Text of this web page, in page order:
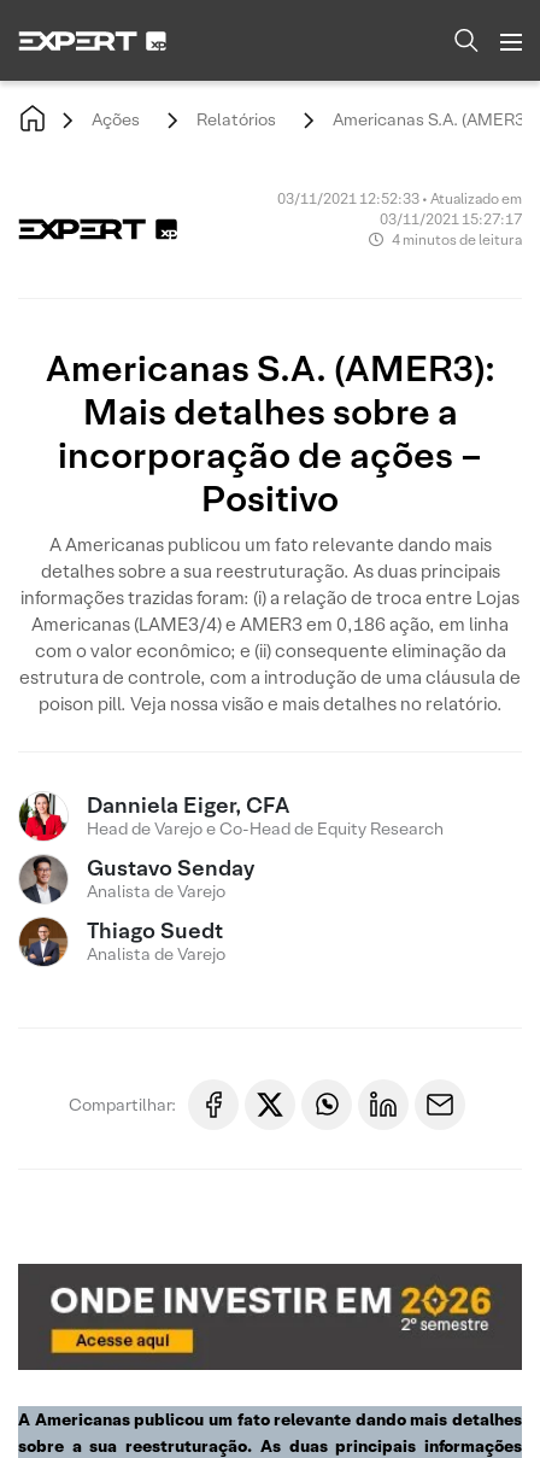
Ações Relatórios Americanas S.A.
03/11/2021 12:52:33 • Atualizado em
03/11/2021 15:27:17
4 minutos de leitura
Americanas S.A. (AMER3):
Mais detalhes sobre a
incorporação de ações –
Positivo
A Americanas publicou um fato relevante dando mais
detalhes sobre a sua reestruturação. As duas principais
informações trazidas foram: (i) a relação de troca entre Lojas
Americanas (LAME3/4) e AMER3 em 0,186 ação, em linha
com o valor econômico; e (ii) consequente eliminação da
estrutura de controle, com a introdução de uma cláusula de
poison pill. Veja nossa visão e mais detalhes no relatório.
Danniela Eiger, CFA
Head de Varejo e Co-Head de Equity Research
Gustavo Senday
Analista de Varejo
Thiago Suedt
Analista de Varejo
Compartilhar:
A Americanas publicou um fato relevante dando mais detalhes
sobre a sua reestruturação. As duas principais informações